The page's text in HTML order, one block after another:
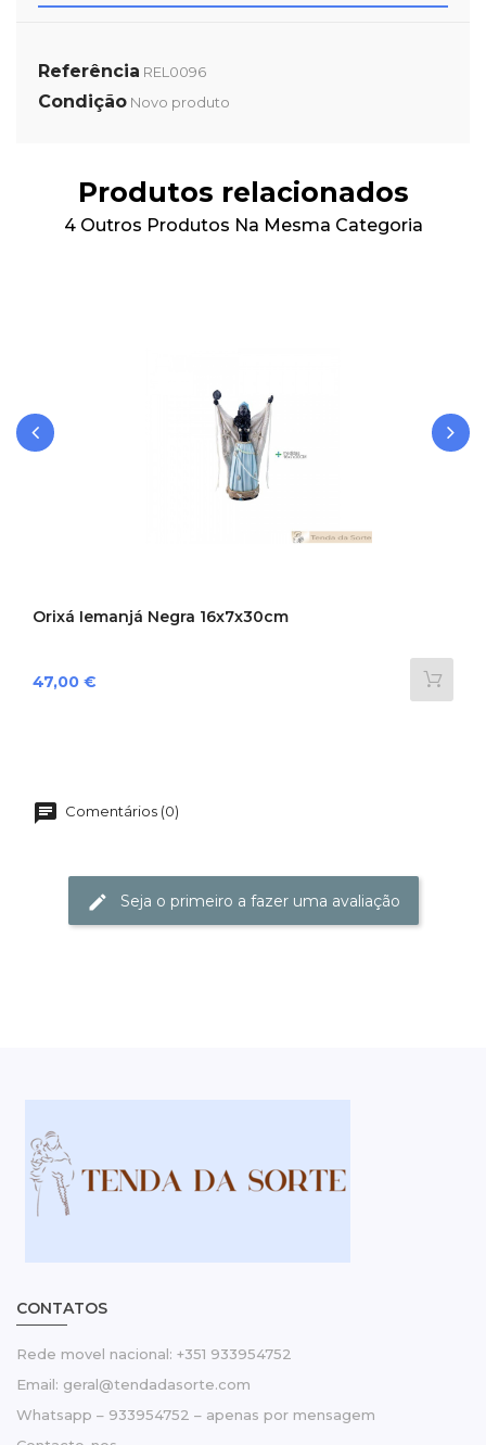
Referência REL0096
Condição Novo produto
Produtos relacionados
4 Outros Produtos Na Mesma Categoria
Orixá Iemanjá Negra 16x7x30cm
Preço
47,00 €
Comentários (0)
Seja o primeiro a fazer uma avaliação
CONTATOS
Rede movel nacional: +351 933954752
Email: geral@tendadasorte.com
Whatsapp – 933954752 – apenas por mensagem